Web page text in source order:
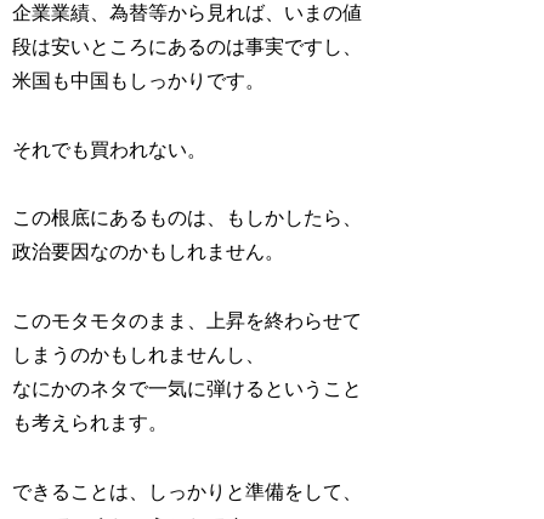
企業業績、為替等から見れば、いまの値
段は安いところにあるのは事実ですし、
米国も中国もしっかりです。
それでも買われない。
この根底にあるものは、もしかしたら、
政治要因なのかもしれません。
このモタモタのまま、上昇を終わらせて
しまうのかもしれませんし、
なにかのネタで一気に弾けるということ
も考えられます。
できることは、しっかりと準備をして、